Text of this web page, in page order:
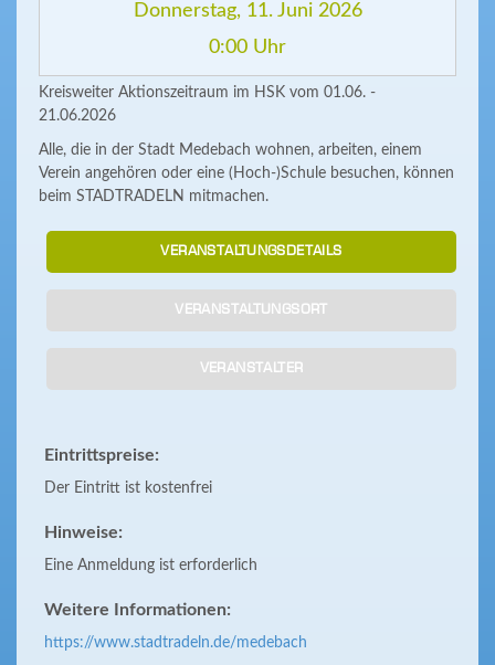
Donnerstag, 11. Juni 2026
0:00 Uhr
Kreisweiter Aktionszeitraum im HSK vom 01.06. -
21.06.2026
Alle, die in der Stadt Medebach wohnen, arbeiten, einem
Verein angehören oder eine (Hoch-)Schule besuchen, können
beim STADTRADELN mitmachen.
VERANSTALTUNGSDETAILS
VERANSTALTUNGSORT
VERANSTALTER
Eintrittspreise:
Der Eintritt ist kostenfrei
Hinweise:
Eine Anmeldung ist erforderlich
Weitere Informationen:
https://www.stadtradeln.de/medebach